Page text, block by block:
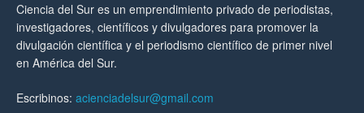
Ciencia del Sur es un emprendimiento privado de periodistas,
investigadores, científicos y divulgadores para promover la
divulgación científica y el periodismo científico de primer nivel
en América del Sur.
Escribinos: acienciadelsur@gmail.com